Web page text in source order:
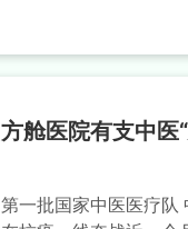
方舱医院有支中医
第一批国家中医医疗队